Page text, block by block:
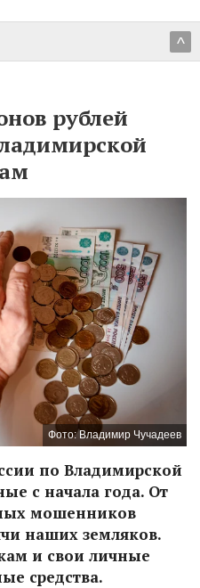
^
рублей
Фото: Владимир Чучадеев
по Владимирской
с начала года. От
мошенников
наших земляков.
и свои личные
средства.